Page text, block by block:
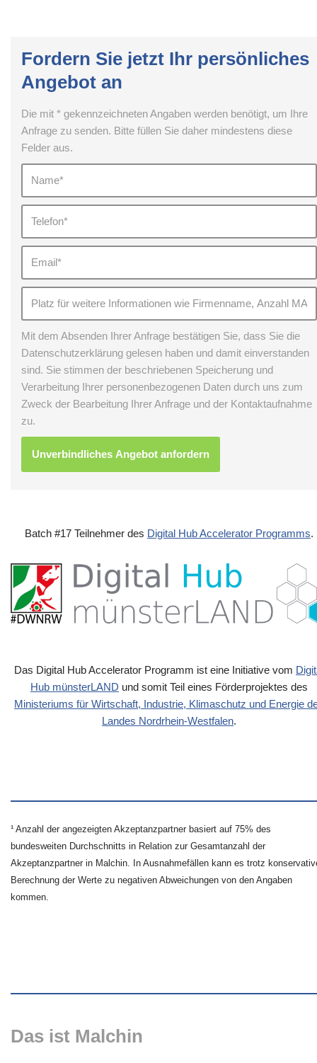
Fordern Sie jetzt Ihr persönliches
Angebot an
Die mit * gekennzeichneten Angaben werden benötigt, um Ihre
Anfrage zu senden. Bitte füllen Sie daher mindestens diese
Felder aus.
Mit dem Absenden Ihrer Anfrage bestätigen Sie, dass Sie die
Datenschutzerklärung gelesen haben und damit einverstanden
sind. Sie stimmen der beschriebenen Speicherung und
Verarbeitung Ihrer personenbezogenen Daten durch uns zum
Zweck der Bearbeitung Ihrer Anfrage und der Kontaktaufnahme
zu.
Batch #17 Teilnehmer des Digital Hub Accelerator Programms.
Das Digital Hub Accelerator Programm ist eine Initiative vom
Hub münsterLAND und somit Teil eines Förderprojektes des
Ministeriums für Wirtschaft, Industrie, Klimaschutz und Energie
Landes Nordrhein-Westfalen.
¹ Anzahl der angezeigten Akzeptanzpartner basiert auf 75% des
bundesweiten Durchschnitts in Relation zur Gesamtanzahl der
Akzeptanzpartner in Malchin. In Ausnahmefällen kann es trotz
Berechnung der Werte zu negativen Abweichungen von den Angaben
kommen.
Das ist Malchin